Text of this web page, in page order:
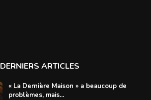
DERNIERS ARTICLES
« La Dernière Maison » a beaucoup de
problèmes, mais...